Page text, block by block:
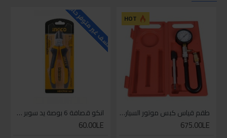
HOT
طقم قياس كبس موتور السياره 3 ق
675.00LE
للاسف غير متوفر حاليا
انكو قصافة 6 بوصة يد سوبر وان
60.00LE